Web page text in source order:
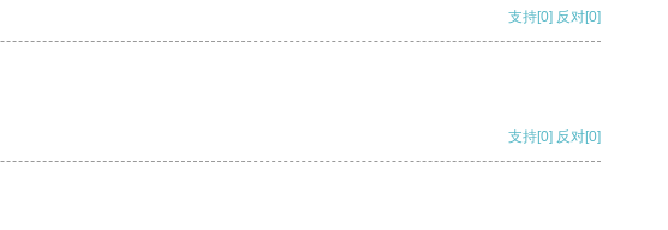
支持[0] 反对[0]
支持[0] 反对[0]